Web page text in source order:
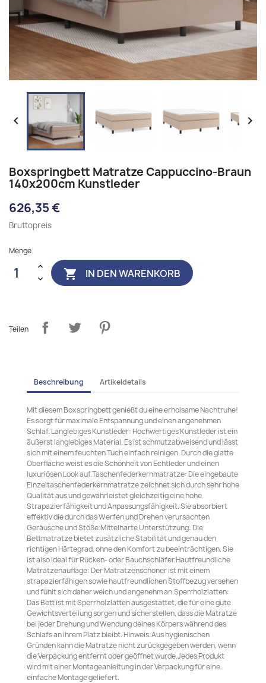
 
Boxspringbett Matratze Cappuccino-Braun
140x200cm Kunstleder
626,35 €
Bruttopreis
Menge
 IN DEN WARENKORB
Teilen
Beschreibung Artikeldetails
Mit diesem Boxspringbett genießt du eine erholsame Nachtruhe!
Es sorgt für maximale Entspannung und einen angenehmen
Schlaf. Langlebiges Kunstleder: Hochwertiges Kunstleder ist ein
äußerst langlebiges Material. Es ist schmutzabweisend und lässt
sich mit einem feuchten Tuch einfach reinigen. Durch die glatte
Oberfläche weist es die Schönheit von Echtleder und einen
luxuriösen Look auf.Taschenfederkernmatratze: Die eingebaute
Einzeltaschenfederkernmatratze zeichnet sich durch sehr hohe
Qualität aus und gewährleistet gleichzeitig eine hohe
Strapazierfähigkeit und Anpassungsfähigkeit. Sie absorbiert
effektiv die durch das Werfen und Drehen verursachten
Geräusche und Stöße.Mittelharte Unterstützung: Die
Bettmatratze bietet zusätzliche Stabilität und genau den
richtigen Härtegrad, ohne den Komfort zu beeinträchtigen. Sie
ist also ideal für Rücken- oder Bauchschläfer.Hautfreundliche
Matratzenauflage: Der Matratzenschoner ist mit einem
strapazierfähigen sowie hautfreundlichen Stoffbezug versehen
und fühlt sich daher weich und angenehm an.Sperrholzlatten:
Das Bett ist mit Sperrholzlatten ausgestattet, die für eine gute
Gewichtsverteilung sorgen und sicherstellen, dass die Matratze
bei jeder Drehung und Wendung deines Körpers während des
Schlafs an ihrem Platz bleibt. Hinweis:Aus hygienischen
Gründen kann die Matratze nicht zurückgegeben werden, wenn
die Verpackung entfernt oder geöffnet wurde.Jedes Produkt
wird mit einer Montageanleitung in der Verpackung für eine
einfache Montage geliefert.